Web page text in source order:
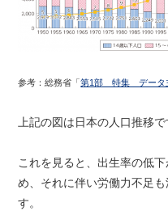
参考：総務省「第1部 特集 データ
上記の図は日本の人口推移で
これを見ると、出生率の低
め、それに伴い労働力不足
す。